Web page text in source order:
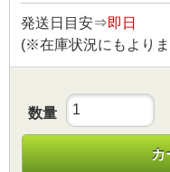
発送日目安⇒即日
(※在庫状況にもより
数量
カ